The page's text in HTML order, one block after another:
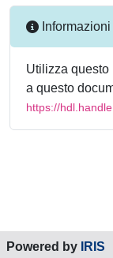
Informazioni
Utilizza questo
a questo
https://
Powered by IRIS